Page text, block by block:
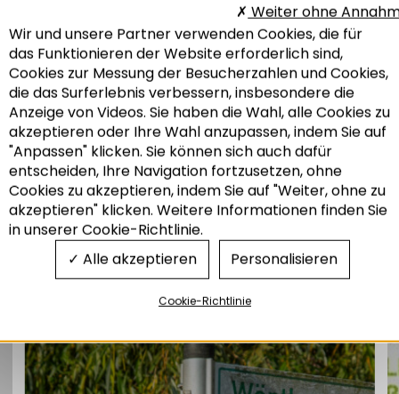
Recherche
KONFERENZ
Zum gleichen Thema
Die themenblätter der Adeus
Mobilität und Transport
Wir und unsere Partner verwenden Cookies, die für
das Funktionieren der Website erforderlich sind,
Cookies zur Messung der Besucherzahlen und Cookies,
die das Surferlebnis verbessern, insbesondere die
Anzeige von Videos. Sie haben die Wahl, alle Cookies zu
akzeptieren oder Ihre Wahl anzupassen, indem Sie auf
"Anpassen" klicken. Sie können sich auch dafür
entscheiden, Ihre Navigation fortzusetzen, ohne
Cookies zu akzeptieren, indem Sie auf "Weiter, ohne zu
akzeptieren" klicken. Weitere Informationen finden Sie
in unserer Cookie-Richtlinie.
Alle akzeptieren
Weiter ohne
Personalisieren
Cookie-Richtlinie